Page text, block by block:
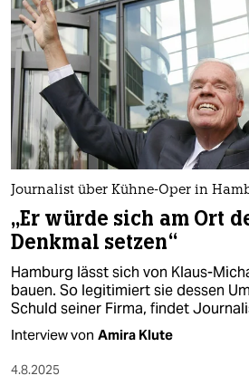
Journalist über Kühne-Oper in
„Er würde sich am Ort
Denkmal setzen“
Hamburg lässt sich von Klaus-
bauen. So legitimiert sie dessen
Schuld seiner Firma, findet
Interview von Amira Klute
4.8.2025